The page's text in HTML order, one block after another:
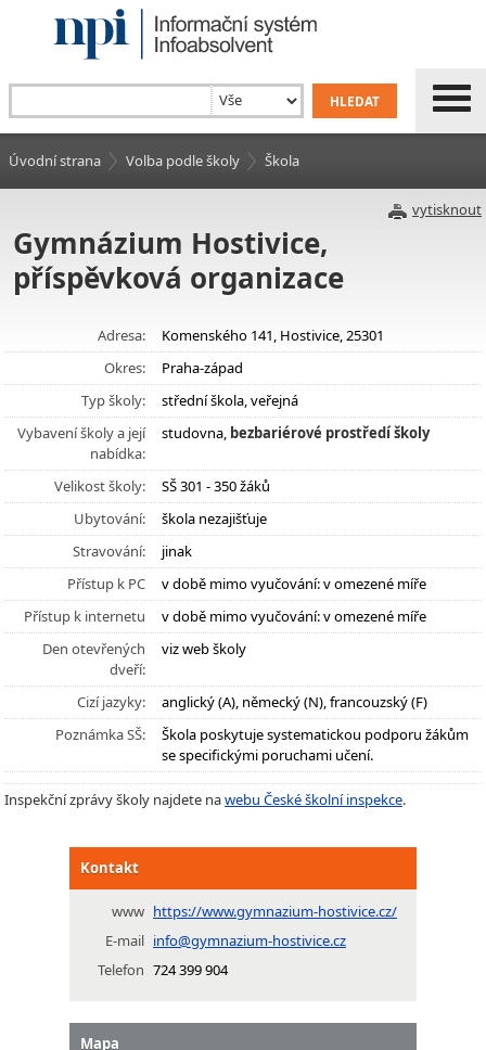
Úvodní strana Volba podle školy Škola
vytisknout
Gymnázium Hostivice,
příspěvková organizace
Adresa:
Komenského 141, Hostivice, 25301
Okres:
Praha-západ
Typ školy:
střední škola, veřejná
Vybavení školy a její
nabídka:
studovna, bezbariérové prostředí školy
Velikost školy:
SŠ 301 - 350 žáků
Ubytování:
škola nezajišťuje
Stravování:
jinak
Přístup k PC
v době mimo vyučování: v omezené míře
Přístup k internetu
v době mimo vyučování: v omezené míře
Den otevřených
dveří:
viz web školy
Cizí jazyky:
anglický (A), německý (N), francouzský (F)
Poznámka SŠ:
Škola poskytuje systematickou podporu žákům
se specifickými poruchami učení.
Inspekční zprávy školy najdete nawebu České školní inspekce.
Kontakt
www https://www.gymnazium-hostivice.cz/
E-mail info@gymnazium-hostivice.cz
Telefon 724 399 904
Mapa